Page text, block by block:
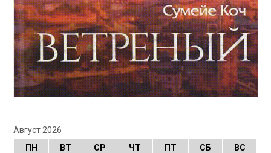
Август 2026
ПН
ВТ СР ЧТ ПТ СБ
ВС